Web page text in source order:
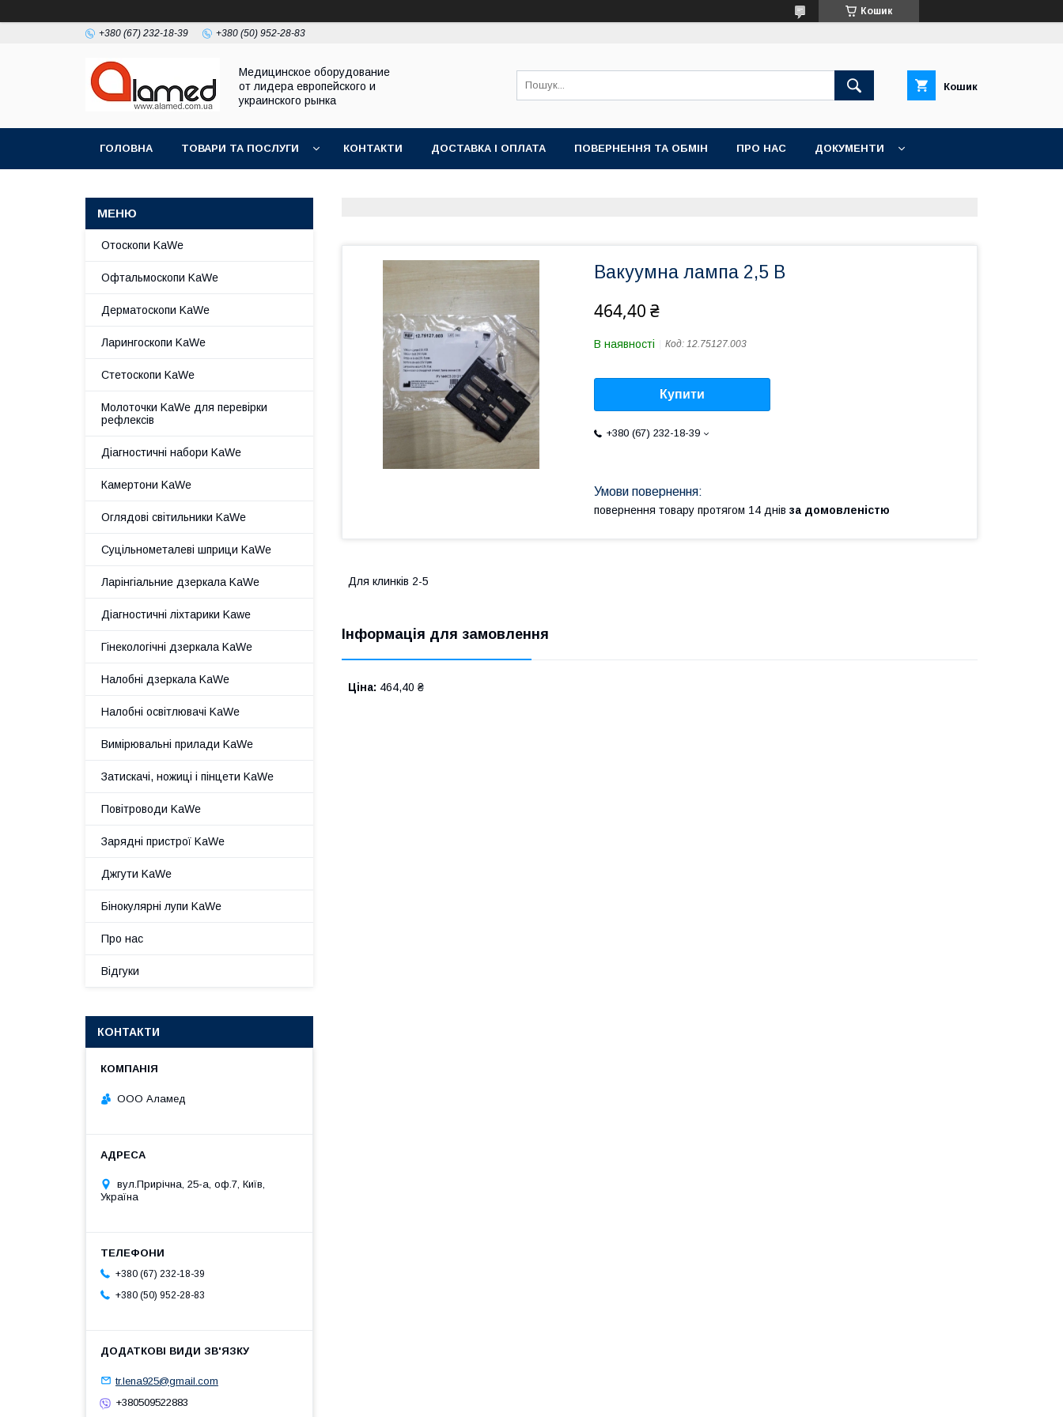
Кошик
+380 (67) 232-18-39 +380 (50) 952-28-83
Медицинское оборудование
от лидера европейского и
украинского рынка
Кошик
ГОЛОВНА ТОВАРИ ТА ПОСЛУГИ КОНТАКТИ ДОСТАВКА І ОПЛАТА ПОВЕРНЕННЯ ТА ОБМІН ПРО НАС ДОКУМЕНТИ
Вакуумна лампа 2,5 В
464,40 ₴
В наявності Код: 12.75127.003
Купити
+380 (67) 232-18-39
повернення товару протягом 14 днів за домовленістю
Для клинків 2-5
Інформація для замовлення
Ціна: 464,40 ₴
Отоскопи KaWe
Офтальмоскопи KaWe
Дерматоскопи KaWe
Ларингоскопи KaWe
Стетоскопи KaWe
Молоточки KaWe для перевірки
рефлексів
Діагностичні набори KaWe
Камертони KaWe
Оглядові світильники KaWe
Суцільнометалеві шприци KaWe
Ларінгіальние дзеркала KaWe
Діагностичні ліхтарики Kawe
Гінекологічні дзеркала KaWe
Налобні дзеркала KaWe
Налобні освітлювачі KaWe
Вимірювальні прилади KaWe
Затискачі, ножиці і пінцети KaWe
Повітроводи KaWe
Зарядні пристрої KaWe
Джгути KaWe
Бінокулярні лупи KaWe
Про нас
Відгуки
КОНТАКТИ
ООО Аламед
вул.Прирічна, 25-а, оф.7, Київ,
Україна
+380 (67) 232-18-39
+380 (50) 952-28-83
tr.lena925@gmail.com
+380509522883